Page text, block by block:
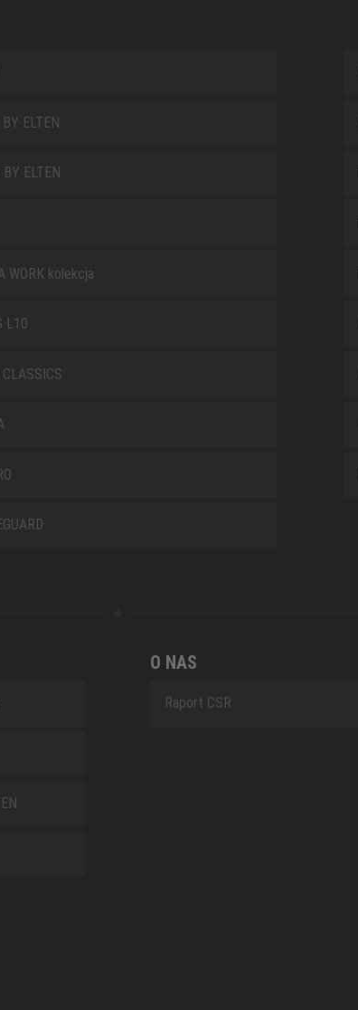
ELTEN
BY ELTEN
WORK kolekcja
L10
CLASSICS
O NAS
Raport CSR